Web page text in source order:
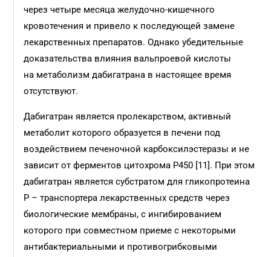
через четыре месяца желудочно-кишечного
кровотечения и привело к последующей замене
лекарственных препаратов. Однако убедительные
доказательства влияния вальпроевой кислоты
на метаболизм дабигатрана в настоящее время
отсутствуют.
Дабигатран является пролекарством, активный
метаболит которого образуется в печени под
воздействием печеночной карбоксилэстеразы и не
зависит от ферментов цитохрома Р450 [11]. При этом
дабигатран является субстратом для гликопротеина
Р – транспортера лекарственных средств через
биологические мембраны, с ингибированием
которого при совместном приеме с некоторыми
антибактериальными и противогрибковыми